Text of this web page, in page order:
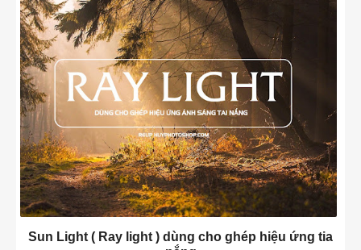
Sun Light ( Ray light ) dùng cho ghép hiệu ứng tia